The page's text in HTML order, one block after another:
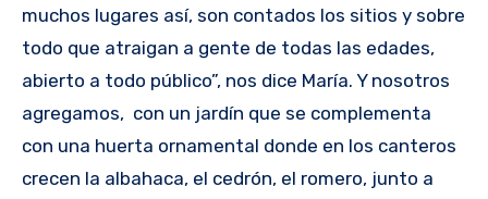
muchos lugares así, son contados los sitios y sobre
todo que atraigan a gente de todas las edades,
abierto a todo público”, nos dice María. Y nosotros
agregamos, con un jardín que se complementa
con una huerta ornamental donde en los canteros
crecen la albahaca, el cedrón, el romero, junto a